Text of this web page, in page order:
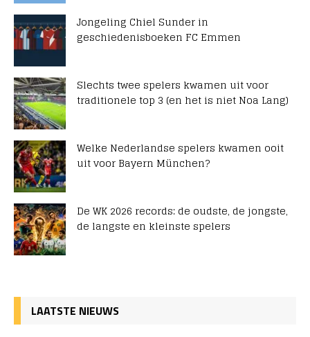
Jongeling Chiel Sunder in
geschiedenisboeken FC Emmen
Slechts twee spelers kwamen uit voor
traditionele top 3 (en het is niet Noa Lang)
Welke Nederlandse spelers kwamen ooit
uit voor Bayern München?
De WK 2026 records: de oudste, de jongste,
de langste en kleinste spelers
LAATSTE NIEUWS